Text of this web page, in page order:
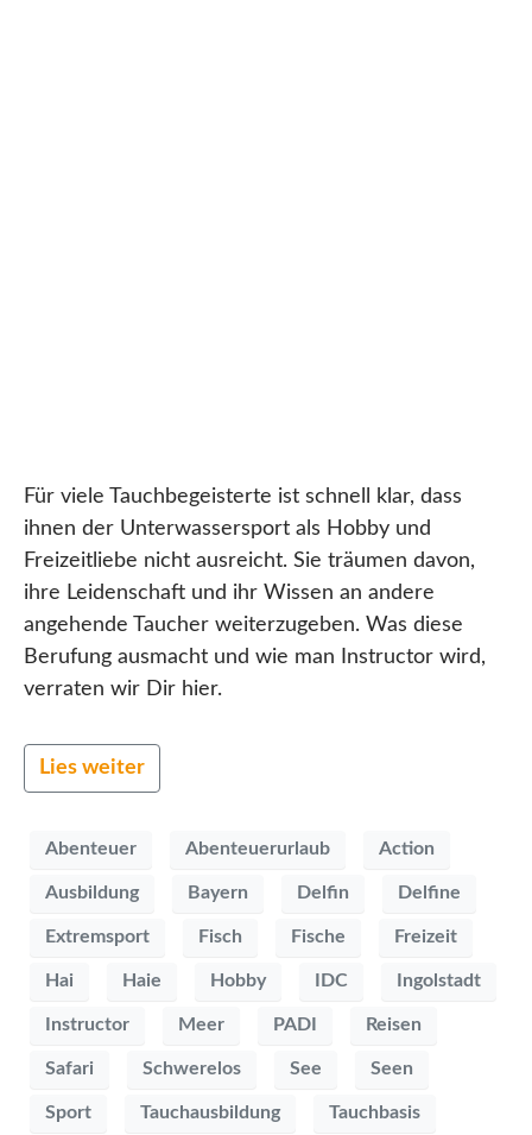
Für viele Tauchbegeisterte ist schnell klar, dass
ihnen der Unterwassersport als Hobby und
Freizeitliebe nicht ausreicht. Sie träumen davon,
ihre Leidenschaft und ihr Wissen an andere
angehende Taucher weiterzugeben. Was diese
Berufung ausmacht und wie man Instructor wird,
verraten wir Dir hier.
Lies weiter
Abenteuer Abenteuerurlaub Action
Ausbildung Bayern Delfin Delfine
Extremsport Fisch Fische Freizeit
Hai Haie Hobby IDC Ingolstadt
Instructor Meer PADI Reisen
Safari Schwerelos See Seen
Sport Tauchausbildung Tauchbasis